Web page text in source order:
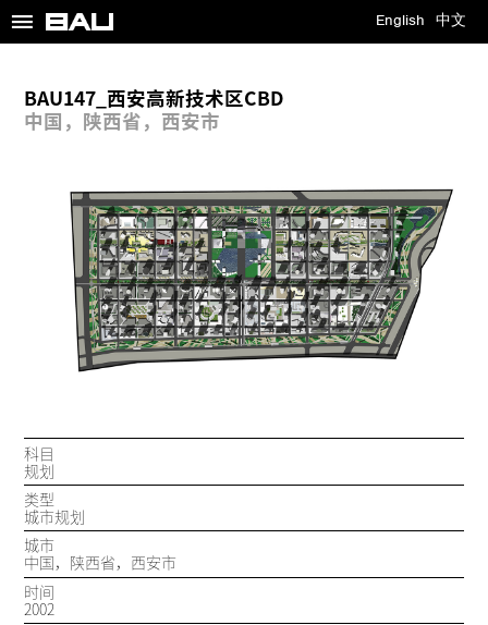
≡ English 中文
BAU147_西安高新技术区CBD
中国，陕西省，西安市
科目
规划
类型
城市规划
城市
中国，陕西省，西安市
时间
2002